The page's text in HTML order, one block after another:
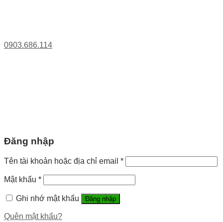
0903.686.114
Đăng nhập
Tên tài khoản hoặc địa chỉ email *
Mật khẩu *
Ghi nhớ mật khẩu Đăng nhập
Quên mật khẩu?